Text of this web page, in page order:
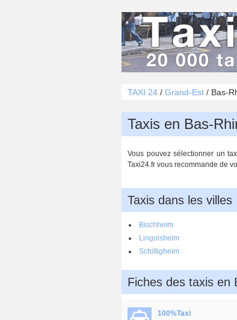
TAXI 24 / Grand-Est / Bas-
Taxis en Bas-
Vous pouvez sélectionner un
Taxi24.fr vous recommande de
Taxis dans les villes
Bischheim
Lingolsheim
Schiltigheim
Fiches des taxis en
100%Taxi